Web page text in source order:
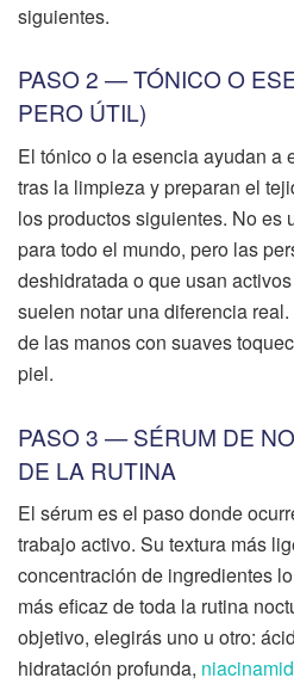
siguientes.
PASO 2 — TÓNICO O
PERO ÚTIL)
El tónico o la esencia ayudan a
tras la limpieza y preparan el
los productos siguientes. No es
para todo el mundo, pero las
deshidratada o que usan
suelen notar una diferencia
de las manos con suaves
piel.
PASO 3 — SÉRUM DE
DE LA RUTINA
El sérum es el paso donde
trabajo activo. Su textura más
concentración de ingredientes
más eficaz de toda la rutina
objetivo, elegirás uno u otro:
hidratación profunda,